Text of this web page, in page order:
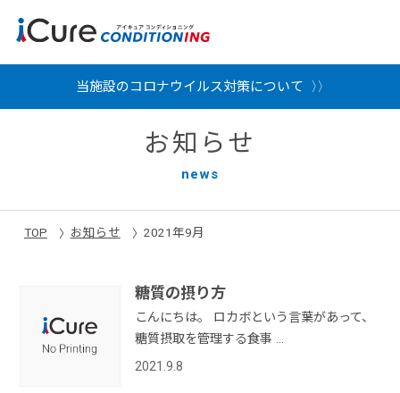
当施設のコロナウイルス対策について
お知らせ
news
TOP お知らせ 2021年9月
糖質の摂り方
こんにちは。 ロカボという言葉があって、
糖質摂取を管理する食事
2021.9.8